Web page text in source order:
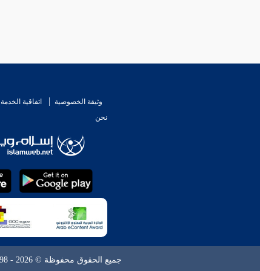
وثيقة الخصوصية اتفاقية الخدمة
نحن
جميع الحقوق محفوظة © 2026 - 1998 لشبكة إسلام ويب